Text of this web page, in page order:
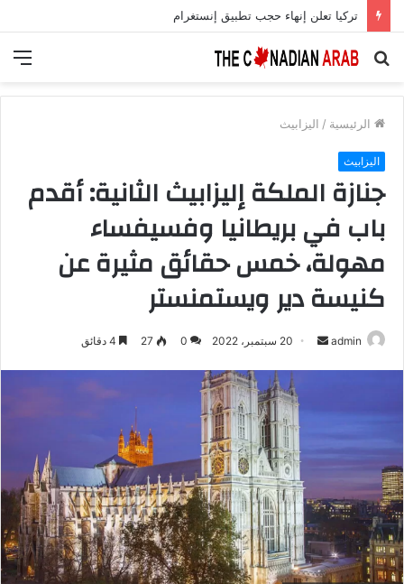
بحث
الرئيسية / اليزابيث
اليزابيث
جنازة الملكة إليزابيث الثانية: أقدم
باب في بريطانيا وفسيفساء
مهولة، خمس حقائق مثيرة عن
كنيسة دير ويستمنستر
admin
أرسل
إلكترونيا
20 سبتمبر، 2022 0
27